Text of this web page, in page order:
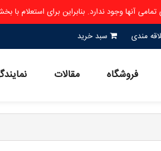
آنها وجود ندارد. بنابراین برای استعلام
مندی سبد خرید
فروشگاه مقالات